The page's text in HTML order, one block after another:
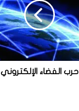
حرب الفضاء الإلكتروني